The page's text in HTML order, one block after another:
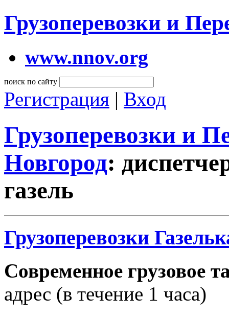
Грузоперевозки и
www.nnov.org
поиск по сайту
Регистрация | Вход
Грузоперевозки и
Новгород:
газель
Грузоперевозки
Современное грузовое
адрес (в течение 1 часа)